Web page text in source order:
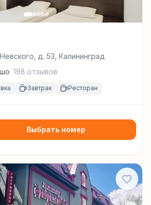
д. 53, Калининград
· 198 отзывов
Завтрак Ресторан
Выбрать номер